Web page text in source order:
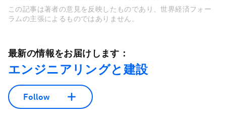
この記事は著者の意見を反映したものであり、世界経済フォー
ラムの主張によるものではありません。
最新の情報をお届けします：
エンジニアリングと建設
Follow